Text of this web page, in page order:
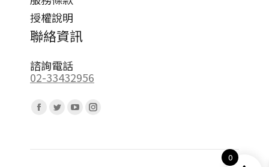
授權說明
聯絡資訊
諮詢電話
02-33432956
Facebook
opens
Twitter
opens
YouTube
opens
Instagram
opens
0